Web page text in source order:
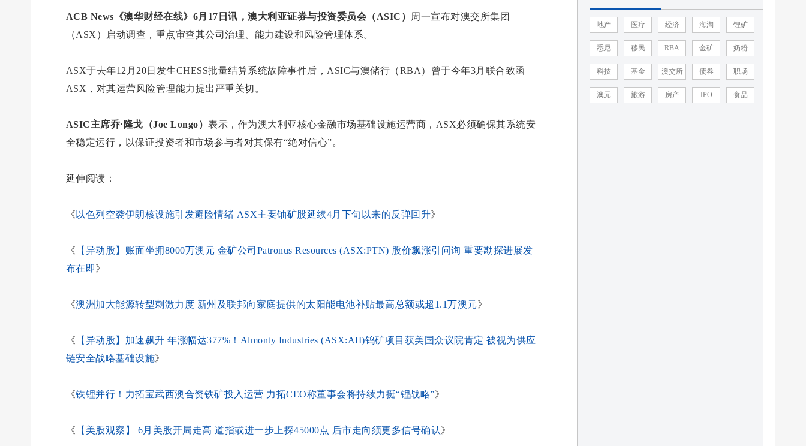
ACB News《澳华财经在线》6月17日讯， 澳大利亚证券与投资委员会（ASIC）
周一宣布对澳交所集团
（ASX）启动调查，重点审查其公司治理、能力建设和风险管理体系。
ASX于去年12月20日发生CHESS批量结算系统故障事件后，ASIC与澳储行（RBA）曾于今年3月联合致函
ASX，对其运营风险管理能力提出严重关切。
ASIC主席乔·隆戈（Joe Longo） 表示，作为澳大利亚核心金融市场基础设施运营商，ASX必须确保其系统安
全稳定运行，以保证投资者和市场参与者对其保有“绝对信心”。
延伸阅读：
《 以色列空袭伊朗核设施引发避险情绪 ASX主要铀矿股延续4月下旬以来的反弹回升》
《 【异动股】账面坐拥8000万澳元 金矿公司Patronus Resources (ASX:PTN) 股价飙涨引问询 重要勘探进展发
布在即》
《澳洲加大能源转型刺激力度 新州及联邦向家庭提供的太阳能电池补贴最高总额或超1.1万澳元》
《 【异动股】加速飙升 年涨幅达377%！Almonty Industries (ASX:AII)钨矿项目获美国众议院肯定 被视为供应
链安全战略基础设施》
《铁锂并行！力拓宝武西澳合资铁矿投入运营 力拓CEO称董事会将持续力挺“锂战略”》
《 【美股观察】 6月美股开局走高 道指或进一步上探45000点 后市走向须更多信号确认》
地产 医疗 经济 海淘 锂矿
悉尼 移民 RBA 金矿 奶粉
科技 基金 澳交所 债券 职场
澳元 旅游 房产 IPO 食品